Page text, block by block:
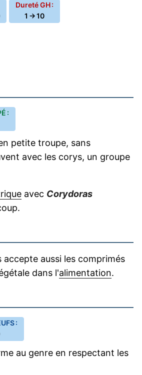
Dureté GH :
1 → 10
:
petite troupe, sans
avec les corys, un groupe
avec Corydoras
aussi les comprimés
dans l'alimentation.
:
au genre en respectant les